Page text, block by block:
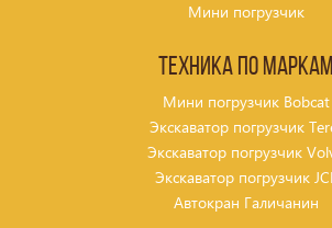
Мини погрузчик
Техника по маркам
Мини погрузчик Bobcat
Экскаватор погрузчик
Экскаватор погрузчик
Экскаватор погрузчик
Автокран Галичанин